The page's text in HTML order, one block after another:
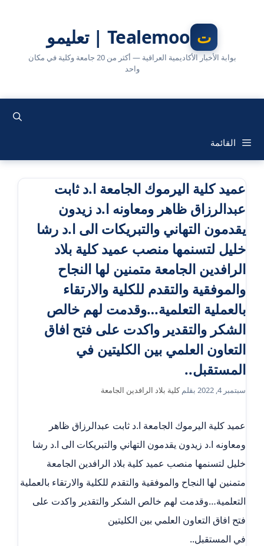
Tealemoo | تعليمو
بوابة الأخبار الأكاديمية العراقية — أكثر من 20 جامعة وكلية في مكان
واحد
القائمة
عميد كلية اليرموك الجامعة ا.د ثابت
عبدالرزاق ظاهر ومعاونه ا.د زيدون
يقدمون التهاني والتبريكات الى ا.د رشا
خليل لتسنمها منصب عميد كلية بلاد
الرافدين الجامعة متمنين لها النجاح
والموفقية والتقدم للكلية والارتقاء
بالعملية التعلمية…وقدمت لهم خالص
الشكر والتقدير واكدت على فتح افاق
التعاون العلمي بين الكليتين في
المستقبل..
سبتمبر 4, 2022 بقلمكلية بلاد الرافدين الجامعة
عميد كلية اليرموك الجامعة ا.د ثابت عبدالرزاق ظاهر
ومعاونه ا.د زيدون يقدمون التهاني والتبريكات الى ا.د رشا
خليل لتسنمها منصب عميد كلية بلاد الرافدين الجامعة
متمنين لها النجاح والموفقية والتقدم للكلية والارتقاء بالعملية
التعلمية…وقدمت لهم خالص الشكر والتقدير واكدت على
فتح افاق التعاون العلمي بين الكليتين
في المستقبل..